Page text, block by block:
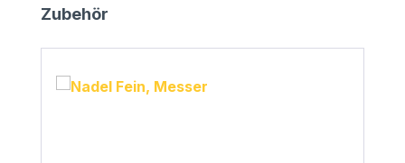
Produktgalerie überspringen
Zubehör